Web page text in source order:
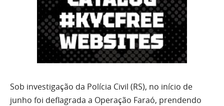
Sob investigação da Polícia Civil (RS), no início de
junho foi deflagrada a Operação Faraó, prendendo